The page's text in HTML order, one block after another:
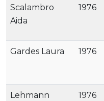
Scalambro
Aida
1976
Gardes Laura 1976
Lehmann
1976